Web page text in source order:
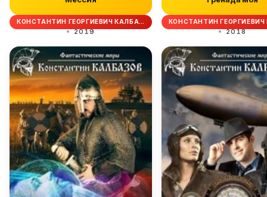
КОНСТАНТИН ГЕОРГИЕВИЧ КАЛБА…
2019
КОНСТАНТИН
2018